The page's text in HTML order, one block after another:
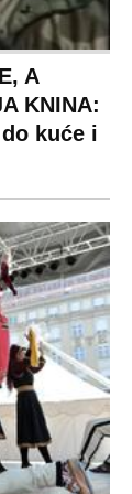
A
KNINA:
kuće i